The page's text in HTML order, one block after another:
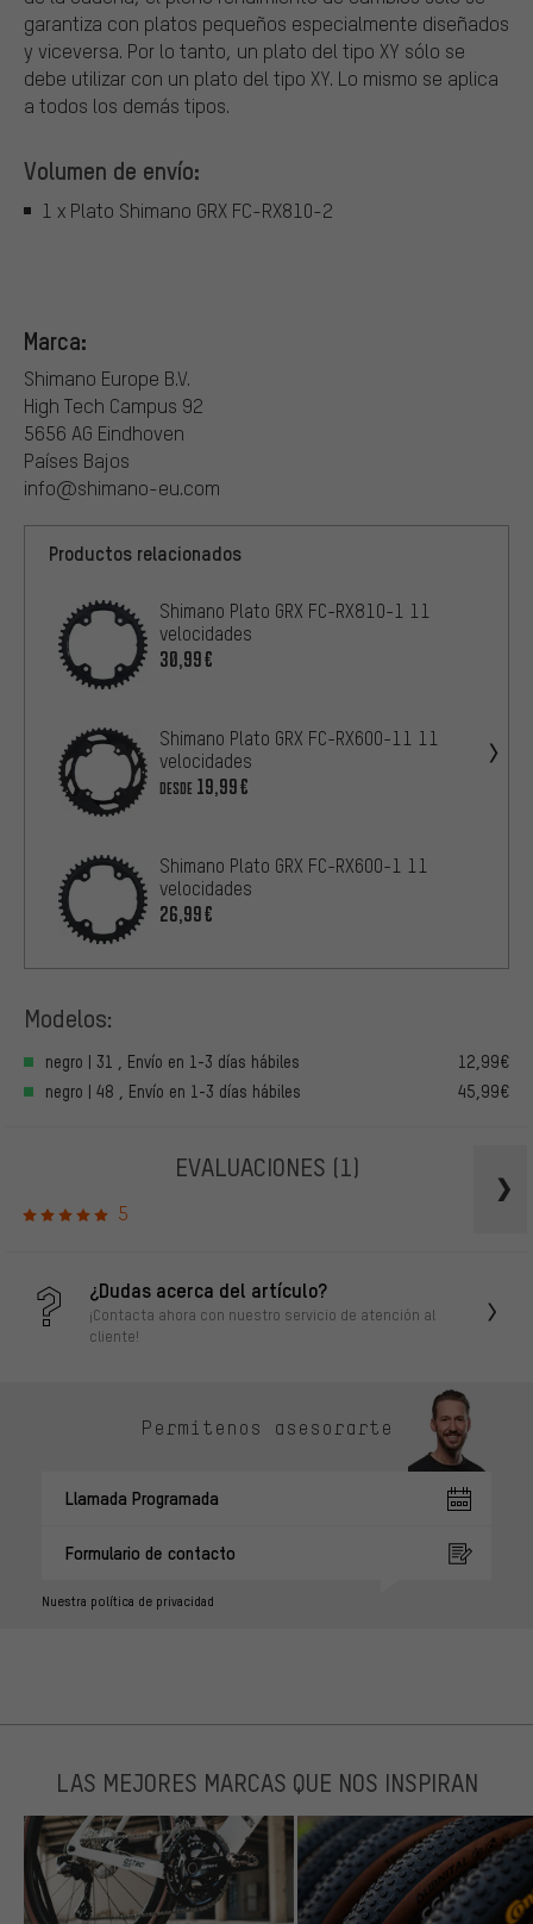
garantiza con platos pequeños especialmente diseñados
y viceversa. Por lo tanto, un plato del tipo XY sólo se
debe utilizar con un plato del tipo XY. Lo mismo se aplica
a todos los demás tipos.
Volumen de envío:
1 x Plato Shimano GRX FC-RX810-2
Marca:
Shimano Europe B.V.
High Tech Campus 92
5656 AG Eindhoven
Países Bajos
info@shimano-eu.com
Productos relacionados
Shimano Plato GRX FC-RX810-1 11
velocidades
30,99€
Shimano Plato GRX FC-RX600-11 11
velocidades
DESDE 19,99€
Shimano Plato GRX FC-RX600-1 11
velocidades
26,99€
Modelos:
negro | 31 , Envío en 1-3 días hábiles
12,99€
negro | 48 , Envío en 1-3 días hábiles
45,99€
EVALUACIONES (1)
5
¿Dudas acerca del artículo?
¡Contacta ahora con nuestro servicio de atención al
cliente!
Permítenos asesorarte
Llamada Programada
Formulario de contacto
Nuestra política de privacidad
LAS MEJORES MARCAS QUE NOS INSPIRAN